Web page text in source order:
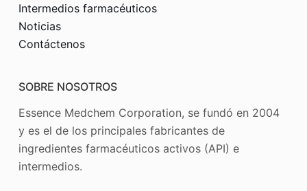
Intermedios farmacéuticos
Noticias
Contáctenos
SOBRE NOSOTROS
Essence Medchem Corporation, se fundó en 2004
y es el de los principales fabricantes de
ingredientes farmacéuticos activos (API) e
intermedios.